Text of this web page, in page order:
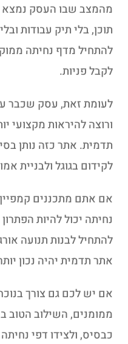
מהמצב שבו העסק
תוכן, בלי תיק עבודות
להתחיל מדף נחיתה
לקבל פניות.
לעומת זאת, עסק שכבר
ורוצה להיראות מקצועי
תדמית. אתר כזה נותן
לקידום בגוגל ולבניית
אם אתם מתכננים
נחיתה יכול להיות
להתחיל לבנות תנועה
אתר תדמית יהיה נכון
אם יש לכם גם צורך
ממומנים, השילוב הטוב
כבסיס, ולצידו דפי